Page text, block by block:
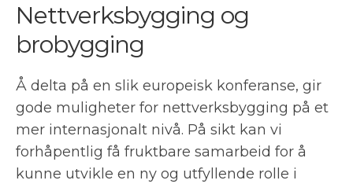
Nettverksbygging og
brobygging
Å delta på en slik europeisk konferanse, gir
gode muligheter for nettverksbygging på et
mer internasjonalt nivå. På sikt kan vi
forhåpentlig få fruktbare samarbeid for å
kunne utvikle en ny og utfyllende rolle i